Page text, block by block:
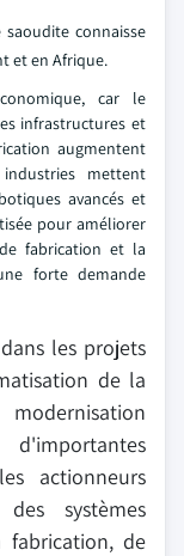
connaisse
et en Afrique.
car le
infrastructures et
augmentent
mettent
avancés et
pour améliorer
fabrication et la
forte demande
les projets
de la
actionneurs
systèmes
fabrication, de